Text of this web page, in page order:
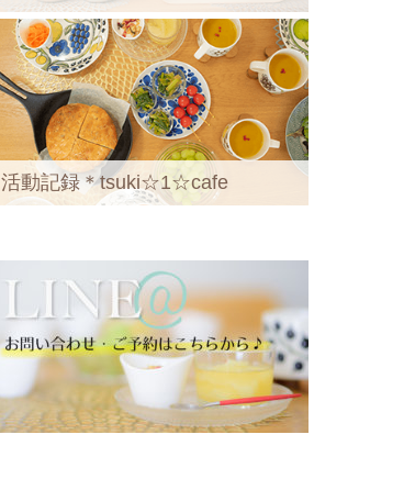
活動記録＊tsuki☆1☆cafe